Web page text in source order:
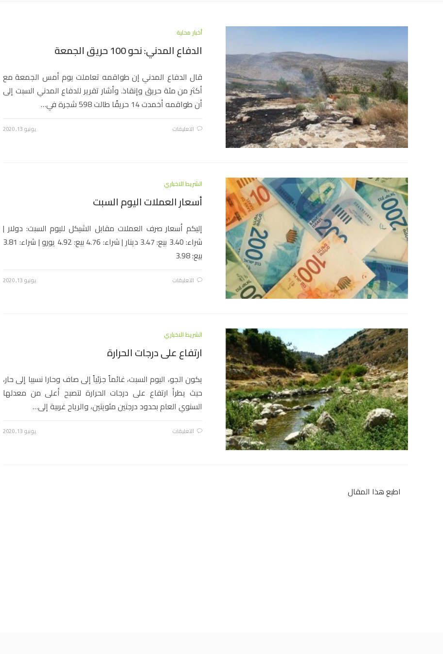
أخبار محلية
الدفاع المدني: نحو 100 حريق الجمعة
قال الدفاع المدني إن طواقمه تعاملت يوم أمس الجمعة مع
أكثر من مئة حريق وإنقاذ. وأشار تقرير للدفاع المدني السبت إلى
أن طواقمه أخمدت 14 حريقًا طالت 598 شجرة في…
التعليقات يونيو 13, 2020
الشريط الاخباري
أسعار العملات اليوم السبت
إليكم أسعار صرف العملات مقابل الشيكل لليوم السبت: دولار |
شراء: 3.40 بيع: 3.47 دينار | شراء: 4.76 بيع: 4.92 يورو | شراء: 3.81
بيع: 3.98
التعليقات يونيو 13, 2020
الشريط الاخباري
ارتفاع على درجات الحرارة
يكون الجو، اليوم السبت، غائماً جزئياً إلى صاف وحارا نسبيا إلى حار،
حيث يطرأ ارتفاع على درجات الحرارة لتصبح أعلى من معدلها
السنوي العام بحدود درجتين مئويتين، والرياح غربية إلى…
التعليقات يونيو 13, 2020
اطبع هذا المقال